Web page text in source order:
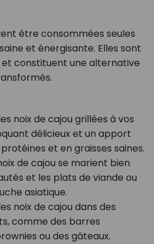
être consommées seules
et énergisante. Elles sont
constituent une alternative
noix de cajou grillées à vos
délicieux et un apport
et en graisses saines.
de cajou se marient bien
et les plats de viande ou
asiatique.
noix de cajou dans des
comme des barres
ou des gâteaux.